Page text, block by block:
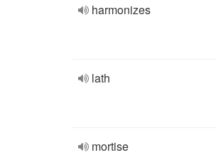
harmonizes
lath
mortise